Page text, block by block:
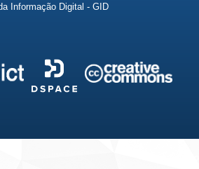
Informação Digital - GID